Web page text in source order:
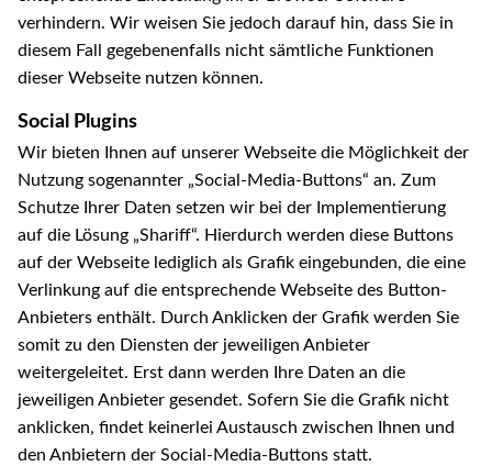
verhindern. Wir weisen Sie jedoch darauf hin, dass Sie in
diesem Fall gegebenenfalls nicht sämtliche Funktionen
dieser Webseite nutzen können.
Social Plugins
Wir bieten Ihnen auf unserer Webseite die Möglichkeit der
Nutzung sogenannter „Social-Media-Buttons“ an. Zum
Schutze Ihrer Daten setzen wir bei der Implementierung
auf die Lösung „Shariff“. Hierdurch werden diese Buttons
auf der Webseite lediglich als Grafik eingebunden, die eine
Verlinkung auf die entsprechende Webseite des Button-
Anbieters enthält. Durch Anklicken der Grafik werden Sie
somit zu den Diensten der jeweiligen Anbieter
weitergeleitet. Erst dann werden Ihre Daten an die
jeweiligen Anbieter gesendet. Sofern Sie die Grafik nicht
anklicken, findet keinerlei Austausch zwischen Ihnen und
den Anbietern der Social-Media-Buttons statt.